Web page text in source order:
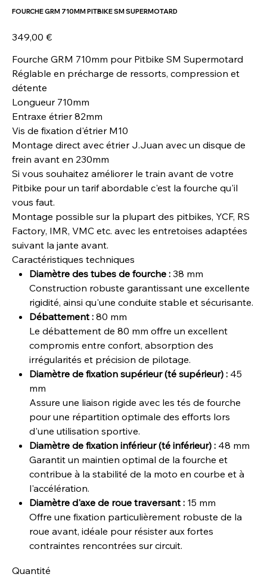
FOURCHE GRM 710MM PITBIKE SM SUPERMOTARD
Prix
349,00 €
Fourche GRM 710mm pour Pitbike SM Supermotard
Réglable en précharge de ressorts, compression et
détente
Longueur 710mm
Entraxe étrier 82mm
Vis de fixation d'étrier M10
Montage direct avec étrier J.Juan avec un disque de
frein avant en 230mm
Si vous souhaitez améliorer le train avant de votre
Pitbike pour un tarif abordable c'est la fourche qu'il
vous faut.
Montage possible sur la plupart des pitbikes, YCF, RS
Factory, IMR, VMC etc. avec les entretoises adaptées
suivant la jante avant.
Caractéristiques techniques
Diamètre des tubes de fourche :38 mm
Construction robuste garantissant une excellente
rigidité, ainsi qu'une conduite stable et sécurisante.
Débattement :80 mm
Le débattement de 80 mm offre un excellent
compromis entre confort, absorption des
irrégularités et précision de pilotage.
Diamètre de fixation supérieur (té supérieur) :45
mm
Assure une liaison rigide avec les tés de fourche
pour une répartition optimale des efforts lors
d'une utilisation sportive.
Diamètre de fixation inférieur (té inférieur) :48 mm
Garantit un maintien optimal de la fourche et
contribue à la stabilité de la moto en courbe et à
l'accélération.
Diamètre d'axe de roue traversant :15 mm
Offre une fixation particulièrement robuste de la
roue avant, idéale pour résister aux fortes
contraintes rencontrées sur circuit.
Quantité